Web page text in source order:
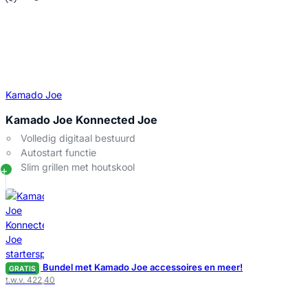
Kamado Joe
Kamado Joe Konnected Joe
Volledig digitaal bestuurd
Autostart functie
Slim grillen met houtskool
GRATIS Bundel met Kamado Joe accessoires en meer!
t.w.v. 422,40